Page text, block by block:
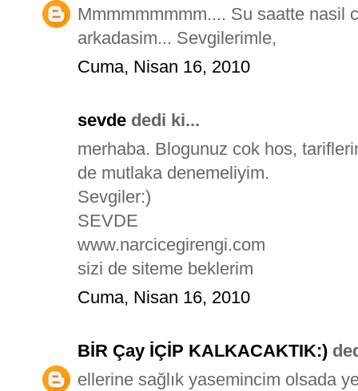
Mmmmmmmmm.... Su saatte nasil
arkadasim... Sevgilerimle,
Cuma, Nisan 16, 2010
sevde dedi ki...
merhaba. Blogunuz cok hos,
de mutlaka denemeliyim.
Sevgiler:)
SEVDE
www.narcicegirengi.com
sizi de siteme beklerim
Cuma, Nisan 16, 2010
BİR Çay İÇİP KALKACAKTIK:)
ellerine sağlık yasemincim olsada